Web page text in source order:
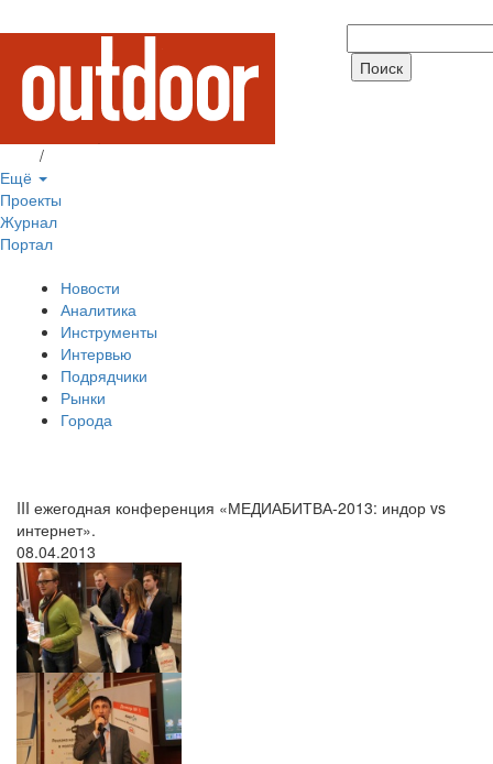
/
Ещё
Проекты
Журнал
Портал
Новости
Аналитика
Инструменты
Интервью
Подрядчики
Рынки
Города
III ежегодная конференция «МЕДИАБИТВА-2013: индор vs
интернет».
08.04.2013